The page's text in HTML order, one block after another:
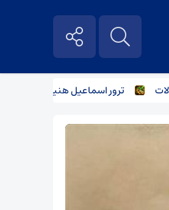
ترور اسماعیل هنیه و تاثیر آن بر